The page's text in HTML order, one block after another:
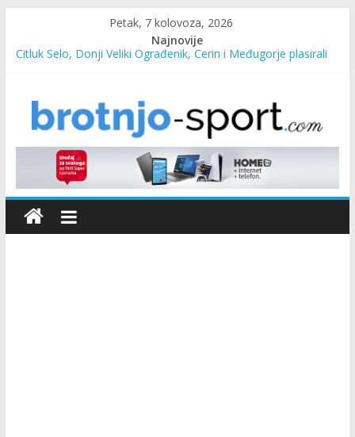
Petak, 7 kolovoza, 2026
Najnovije
Čitluk Selo, Donji Veliki Ograđenik, Čerin i Međugorje plasirali
Marin Čilić napredovao na ATP ljestvici
Poznati polufinalisti MNL MZ općine Čitluk – Brotnjo 2026.
Predsjednica Vlade Marija Buhač, ministar Ivo Bevanda i
načelnik Marin Radišić čestitali organizatoricama na realizaciji
sportsko edukativnog kampa “Izlazi vani”